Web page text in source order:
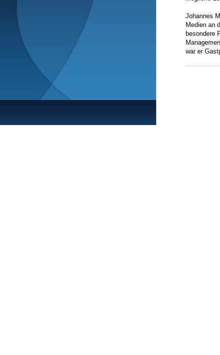
Johannes
Medien an
besondere
war er